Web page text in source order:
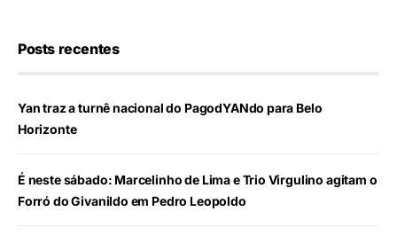
Posts recentes
Yan traz a turnê nacional do PagodYANdo para Belo
Horizonte
É neste sábado: Marcelinho de Lima e Trio Virgulino agitam o
Forró do Givanildo em Pedro Leopoldo